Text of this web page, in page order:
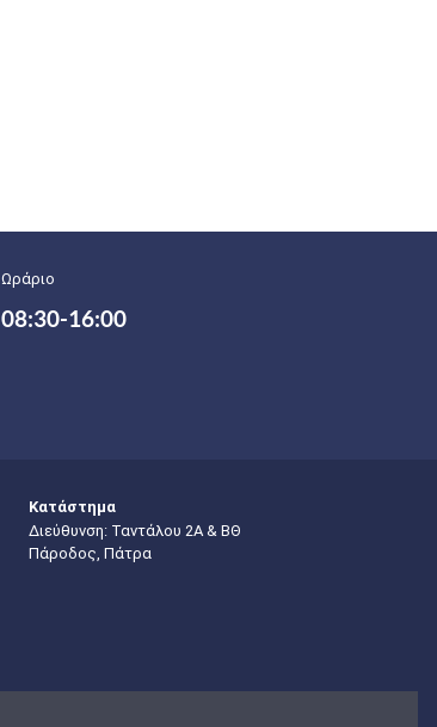
Ωράριο
08:30-16:00
Κατάστημα
Διεύθυνση: Ταντάλου 2Α & ΒΘ
Πάροδος, Πάτρα